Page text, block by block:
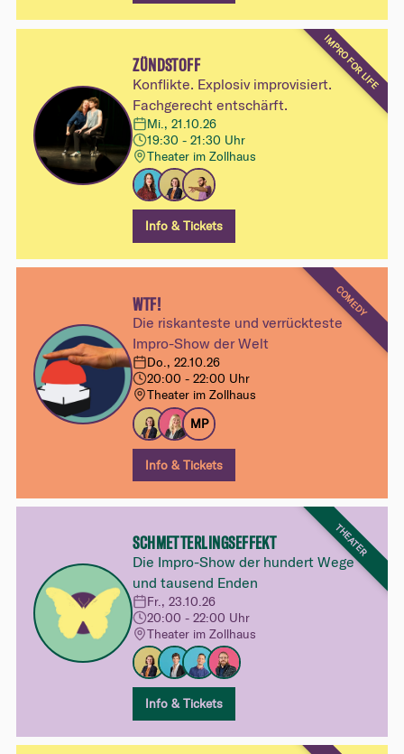
IMPRO FOR LIFE
ZÜNDSTOFF
Konflikte. Explosiv improvisiert.
Fachgerecht entschärft.
Mi., 21.10.26
19:30 - 21:30 Uhr
Theater im Zollhaus
Info & Tickets
COMEDY
WTF!
Die riskanteste und verrückteste
Impro-Show der Welt
Do., 22.10.26
20:00 - 22:00 Uhr
Theater im Zollhaus
MP
Info & Tickets
THEATER
SCHMETTERLINGSEFFEKT
Die Impro-Show der hundert Wege
und tausend Enden
Fr., 23.10.26
20:00 - 22:00 Uhr
Theater im Zollhaus
Info & Tickets